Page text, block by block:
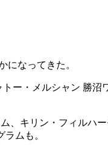
になってきた。
ー・メルシャン 勝沼
、キリン・フィルハ
ムも。